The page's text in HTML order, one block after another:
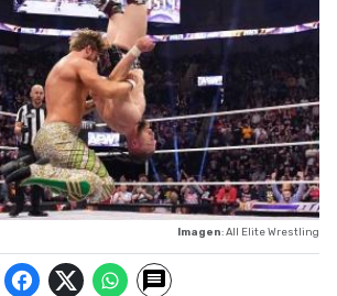
Imagen: All Elite Wrestling